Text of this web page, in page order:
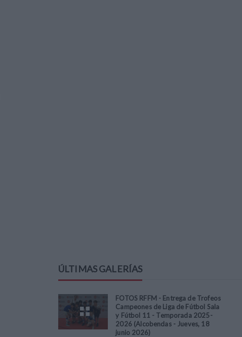
ÚLTIMAS GALERÍAS
FOTOS RFFM - Entrega de Trofeos
Campeones de Liga de Fútbol Sala
y Fútbol 11 - Temporada 2025-
2026 (Alcobendas - Jueves, 18
junio 2026)